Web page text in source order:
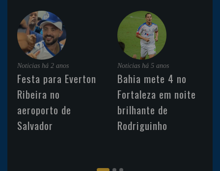
Noticias há 2 anos
Festa para Everton
Ribeira no
aeroporto de
Salvador
Noticias há 5 anos
Bahia mete 4 no
Fortaleza em noite
brilhante de
Rodriguinho